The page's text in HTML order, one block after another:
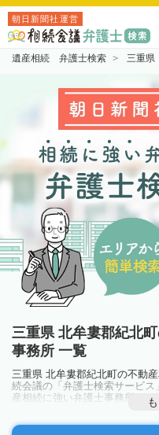
朝日新聞社運営
遺産相続 弁護士検索 三重
三重県 北牟婁郡紀北
事務所 一覧
三重県 北牟婁郡紀北町の不動
続会議の「弁護士検索サービ
産相続に強い弁護士事務所を
ルやお悩みを抱えている方は